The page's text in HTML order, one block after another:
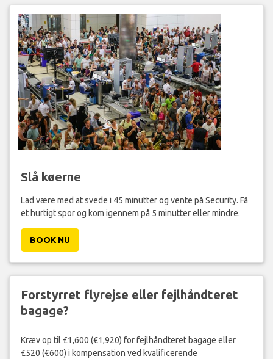
Slå køerne
Lad være med at svede i 45 minutter og vente på Security. Få
et hurtigt spor og kom igennem på 5 minutter eller mindre.
BOOK NU
Forstyrret flyrejse eller fejlhåndteret
bagage?
Kræv op til £1,600 (€1,920) for fejlhåndteret bagage eller
£520 (€600) i kompensation ved kvalificerende